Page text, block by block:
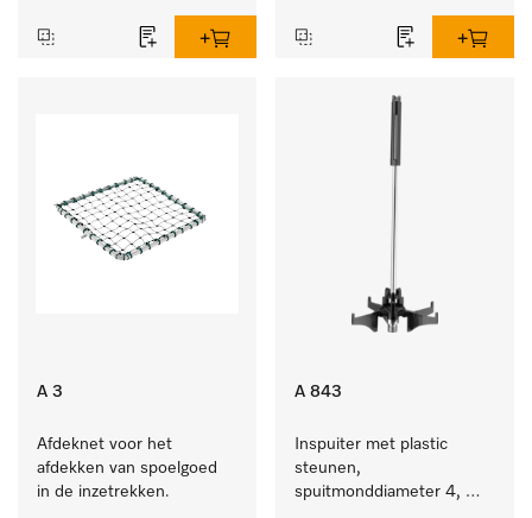
A 3
Afdeknet voor het
afdekken van spoelgoed
in de inzetrekken.
A 843
Inspuiter met plastic
steunen,
spuitmonddiameter 4,